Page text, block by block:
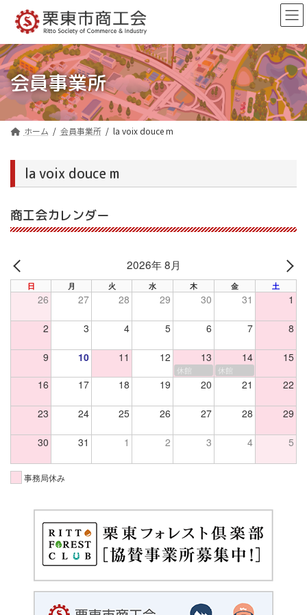
ン
ツ
へ
ス
キ
ッ
ー
シ
ョ
ン
に
移
会員事業所
ホーム 会員事業所 la voix douce m
la voix douce m
商工会カレンダー
PREV
2026年 8月
日 月 火 水 木 金 土
26 27 28 29 30 31 1
2 3 4 5 6 7 8
9 10 11 12 13 14 15
休館 休館
16 17 18 19 20 21 22
23 24 25 26 27 28 29
30 31 1 2 3 4 5
事務局休み